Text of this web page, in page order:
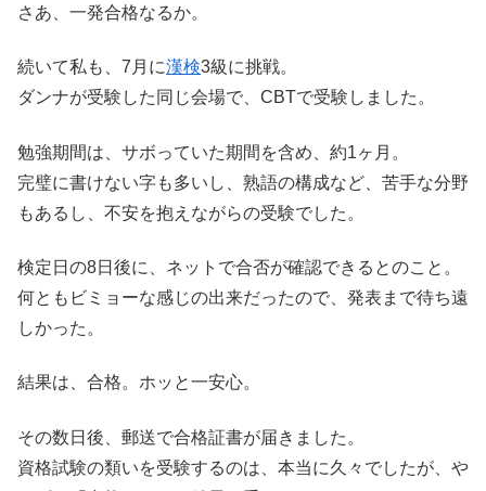
さあ、一発合格なるか。
続いて私も、7月に漢検3級に挑戦。
ダンナが受験した同じ会場で、CBTで受験しました。
勉強期間は、サボっていた期間を含め、約1ヶ月。
完璧に書けない字も多いし、熟語の構成など、苦手な分野
もあるし、不安を抱えながらの受験でした。
検定日の8日後に、ネットで合否が確認できるとのこと。
何ともビミョーな感じの出来だったので、発表まで待ち遠
しかった。
結果は、合格。ホッと一安心。
その数日後、郵送で合格証書が届きました。
資格試験の類いを受験するのは、本当に久々でしたが、や